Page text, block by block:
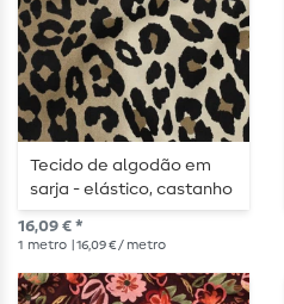
Tecido de algodão em
sarja - elástico, castanho
16,09 € *
1 metro | 16,09 € / metro